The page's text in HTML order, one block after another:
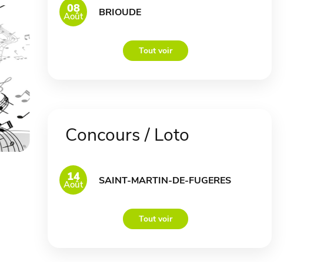
08
Août BRIOUDE
Tout voir
Concours / Loto
14
Août SAINT-MARTIN-DE-FUGERES
Tout voir